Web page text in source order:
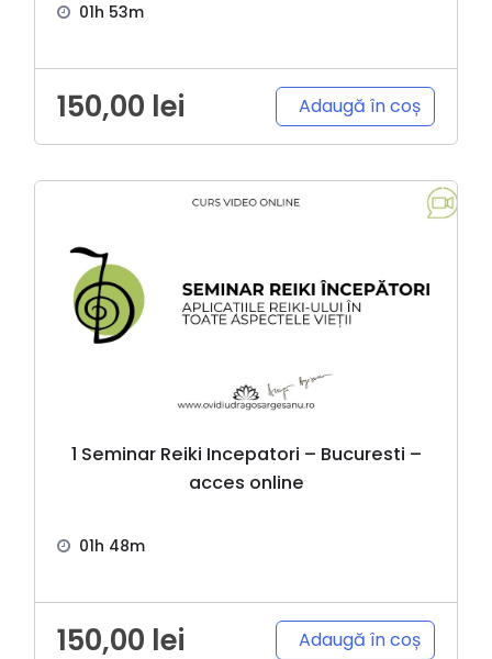
01h 53m
150,00 lei Adaugă în coș
1 Seminar Reiki Incepatori – Bucuresti –
acces online
01h 48m
150,00 lei Adaugă în coș